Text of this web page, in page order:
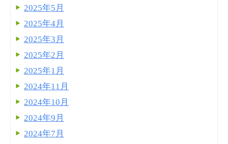
2025年5月
2025年4月
2025年3月
2025年2月
2025年1月
2024年11月
2024年10月
2024年9月
2024年7月